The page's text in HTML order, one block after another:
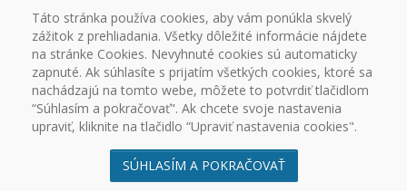
ÚVOD CERTIFIKÁTY PROMO OUTLET
NA
STIAHNUTIE
PARTNERSKÉ SPOLOČNOSTI
KONTAKT
VŠEOBECNÉ OBCHODNÉ PODMIENKY
REKLAMAČNÝ
PORIADOK
OCHRANA OSOBNÝCH ÚDAJOV COOKIES
© 2003 - 2026
Táto stránka používa cookies, aby vám ponúkla skvelý
zážitok z prehliadania. Všetky dôležité informácie nájdete
na stránke Cookies. Nevyhnuté cookies sú automaticky
zapnuté. Ak súhlasíte s prijatím všetkých cookies, ktoré sa
nachádzajú na tomto webe, môžete to potvrdiť tlačidlom
“Súhlasím a pokračovať". Ak chcete svoje nastavenia
upraviť, kliknite na tlačidlo “Upraviť nastavenia cookies".
SÚHLASÍM A POKRAČOVAŤ